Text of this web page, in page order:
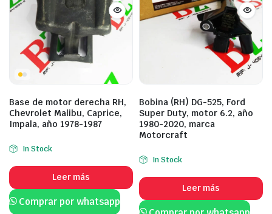
Base de motor derecha RH,
Chevrolet Malibu, Caprice,
Impala, año 1978-1987
In Stock
Leer más
Comprar por whatsapp
Bobina (RH) DG-525, Ford
Super Duty, motor 6.2, año
1980-2020, marca
Motorcraft
In Stock
Leer más